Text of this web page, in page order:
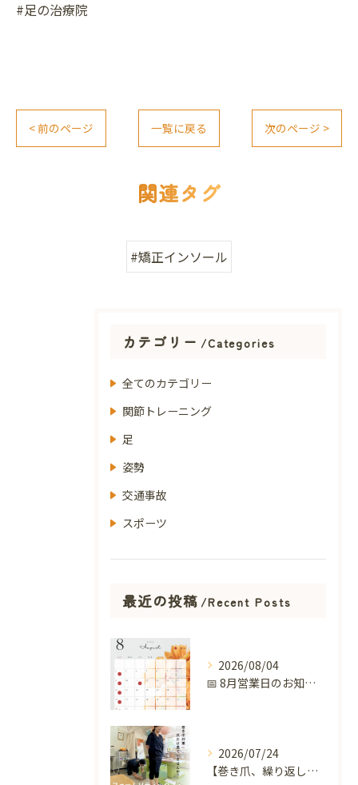
#足の治療院
< 前のページ 一覧に戻る 次のページ >
関連タグ
#矯正インソール
カテゴリー Categories
全てのカテゴリー
関節トレーニング
足
姿勢
交通事故
スポーツ
最近の投稿 Recent Posts
2026/08/04
📅 8月営業日のお知らせ 🌻
2026/07/24
【巻き爪、繰り返していませんか？】